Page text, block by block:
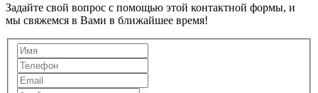
Задайте свой вопрос с помощью этой контактной формы, и
мы свяжемся в Вами в ближайшее время!